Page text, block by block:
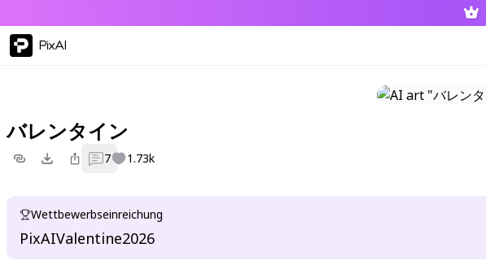
PixAI
バレンタイン
7 1.73k
Wettbewerbseinreichung
PixAIValentine2026